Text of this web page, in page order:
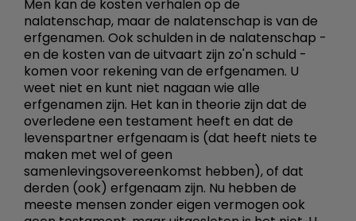
Men kan de kosten verhalen op de
nalatenschap, maar de nalatenschap is van de
erfgenamen. Ook schulden in de nalatenschap -
en de kosten van de uitvaart zijn zo'n schuld -
komen voor rekening van de erfgenamen. U
weet niet en kunt niet nagaan wie alle
erfgenamen zijn. Het kan in theorie zijn dat de
overledene een testament heeft en dat de
levenspartner erfgenaam is (dat heeft niets te
maken met wel of geen
samenlevingsovereenkomst hebben), of dat
derden (ook) erfgenaam zijn. Nu hebben de
meeste mensen zonder eigen vermogen ook